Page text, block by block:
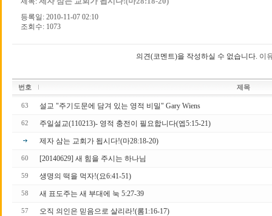
등록일: 2010-11-07 02:10
조회수: 1073
의견(코멘트)을 작성하실 수 없습니다. 이
번호 제목
63 설교 "주기도문에 담겨 있는 영적 비밀" Gary Wiens
62 주일설교(110213)- 영적 충전이 필요합니다(엡5:15-21)
제자 삼는 교회가 됩시다!(마28:18-20)
60 [20140629] 새 힘을 주시는 하나님
59 생명의 떡을 먹자!(요6:41-51)
58 새 표도주는 새 부대에 눅 5:27-39
57 오직 의인은 믿음으로 살리라!(롬1:16-17)